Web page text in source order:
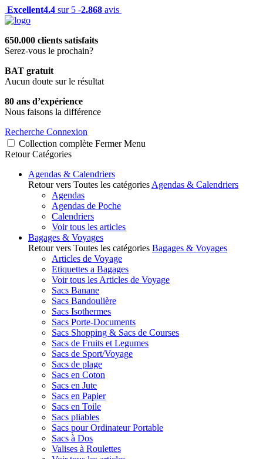
Excellent4.4 sur 5 -2.868 avis
650.000 clients satisfaits
Serez-vous le prochain?
BAT gratuit
Aucun doute sur le résultat
80 ans d’expérience
Nous faisons la différence
Recherche Connexion
Collection complète Fermer Menu
Retour Catégories
Agendas & Calendriers
Retour vers Toutes les catégories Agendas & Calendriers
Agendas
Agendas de Poche
Calendriers
Voir tous les articles
Bagages & Voyages
Retour vers Toutes les catégories Bagages & Voyages
Articles de Voyage
Etiquettes a Bagages
Voir tous les Articles de Voyage
Sacs Banane
Sacs Bandoulière
Sacs Isothermes
Sacs Porte-Documents
Sacs Shopping & Sacs de Courses
Sacs de Fruits et Legumes
Sacs de Sport/Voyage
Sacs de plage
Sacs en Coton
Sacs en Jute
Sacs en Papier
Sacs en Toile
Sacs pliables
Sacs pour Ordinateur Portable
Sacs à Dos
Valises à Roulettes